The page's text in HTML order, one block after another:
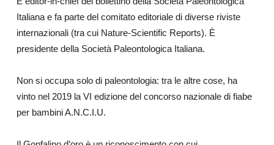
Italiana e fa parte del comitato editoriale di diverse riviste
internazionali (tra cui Nature-Scientific Reports). È
presidente della Società Paleontologica Italiana.
Non si occupa solo di paleontologia: tra le altre cose, ha
vinto nel 2019 la VI edizione del concorso nazionale di fiabe
per bambini A.N.C.I.U.